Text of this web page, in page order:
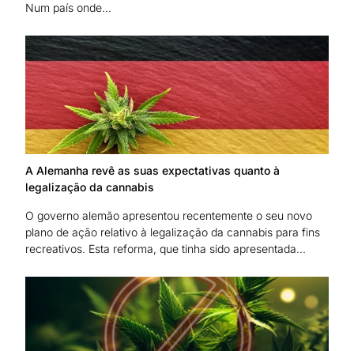
Num país onde...
A Alemanha revê as suas expectativas quanto à
legalização da cannabis
O governo alemão apresentou recentemente o seu novo
plano de ação relativo à legalização da cannabis para fins
recreativos. Esta reforma, que tinha sido apresentada...